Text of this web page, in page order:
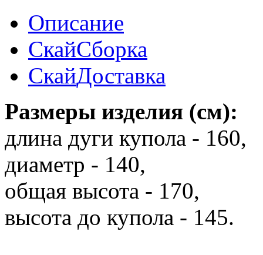
Описание
СкайСборка
СкайДоставка
Размеры изделия (см):
длина дуги купола - 160,
диаметр - 140,
общая высота - 170,
высота до купола - 145.